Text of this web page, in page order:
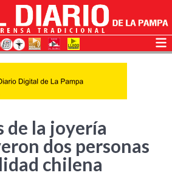
de la joyería
dos personas
chilena